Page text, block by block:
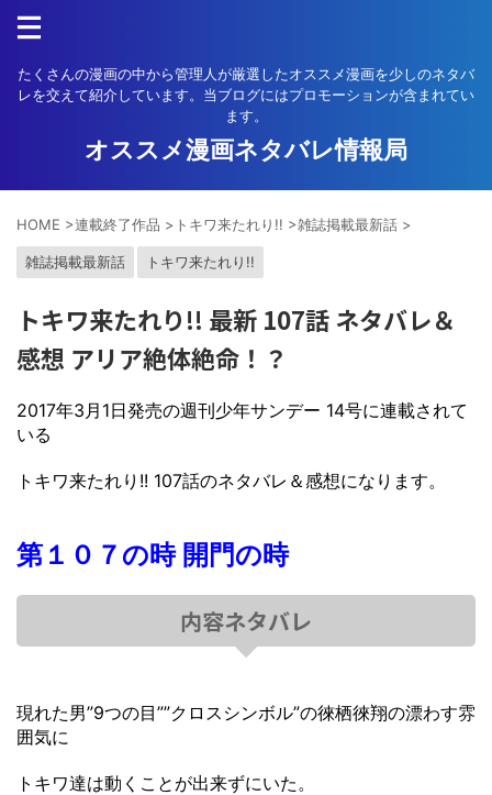
たくさんの漫画の中から管理人が厳選したオススメ漫画を少しのネタバ
レを交えて紹介しています。当ブログにはプロモーションが含まれてい
ます。
オススメ漫画ネタバレ情報局
HOME >連載終了作品 > トキワ来たれり!! >雑誌掲載最新話 >
雑誌掲載最新話 トキワ来たれり!!
トキワ来たれり!! 最新 107話 ネタバレ＆
感想 アリア絶体絶命！？
2017年3月1日発売の週刊少年サンデー 14号に連載されて
いる
トキワ来たれり!! 107話のネタバレ＆感想になります。
第１０７の時 開門の時
内容ネタバレ
現れた男”9つの目””クロスシンボル”の徠栖徠翔の漂わす雰
囲気に
トキワ達は動くことが出来ずにいた。